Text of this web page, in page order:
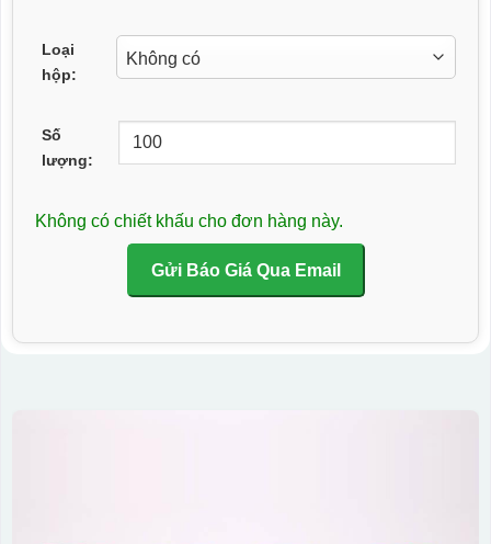
Loại
hộp:
Số
lượng:
Không có chiết khấu cho đơn hàng này.
Gửi Báo Giá Qua Email